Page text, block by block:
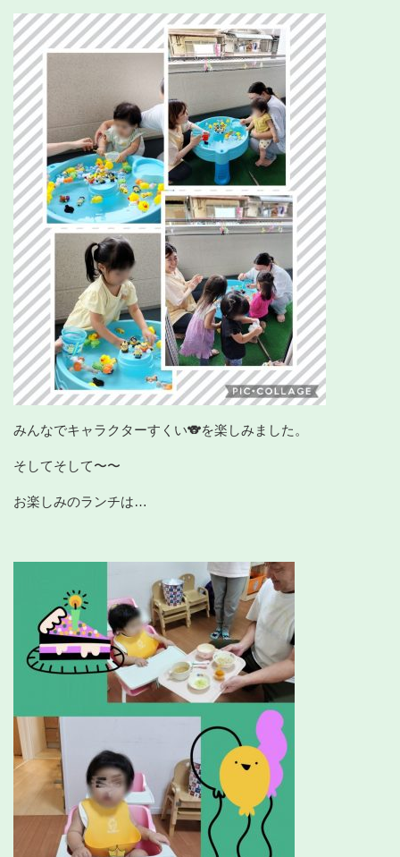
みんなでキャラクターすくい🐨を楽しみました。
そしてそして〜〜
お楽しみのランチは…